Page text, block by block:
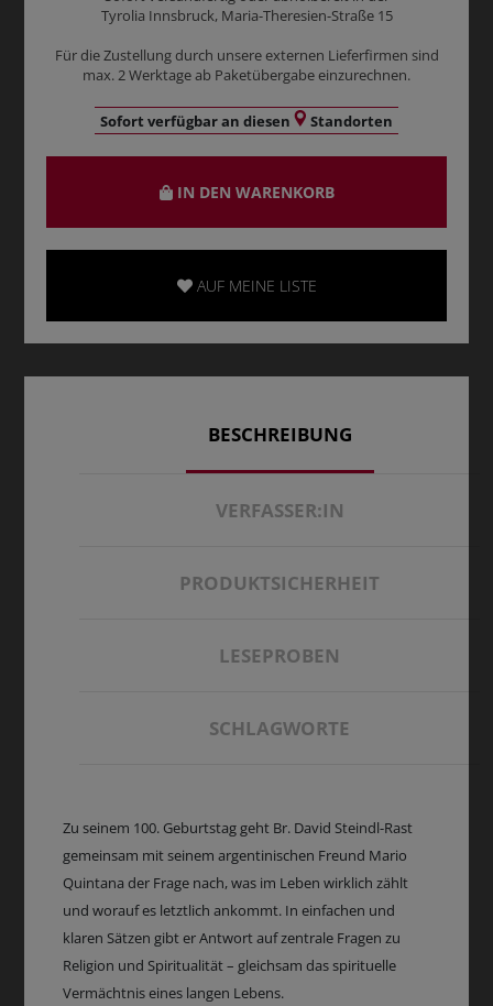
Tyrolia Innsbruck, Maria-Theresien-Straße 15
Für die Zustellung durch unsere externen Lieferfirmen sind
max. 2 Werktage ab Paketübergabe einzurechnen.
Sofort verfügbar an diesen Standorten
IN DEN WARENKORB
AUF MEINE LISTE
BESCHREIBUNG
VERFASSER:IN
PRODUKTSICHERHEIT
LESEPROBEN
SCHLAGWORTE
Zu seinem 100. Geburtstag geht Br. David Steindl-Rast
gemeinsam mit seinem argentinischen Freund Mario
Quintana der Frage nach, was im Leben wirklich zählt
und worauf es letztlich ankommt. In einfachen und
klaren Sätzen gibt er Antwort auf zentrale Fragen zu
Religion und Spiritualität – gleichsam das spirituelle
Vermächtnis eines langen Lebens.